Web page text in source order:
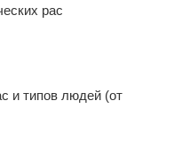
рас
и типов людей (от